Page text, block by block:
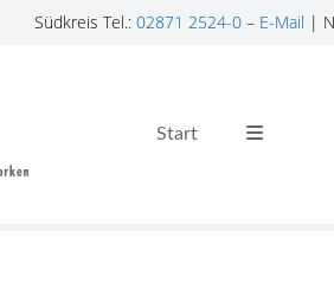
Südkreis Tel.: 02871 2524-0 – E-Mail |
Start